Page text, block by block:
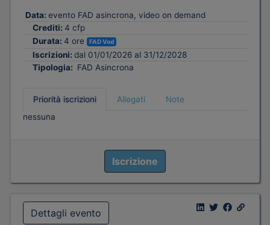
Data: evento FAD asincrona, video on demand
Crediti: 4 cfp
Durata: 4 ore FAD Vod
Iscrizioni: dal 01/01/2026 al 31/12/2028
Tipologia: FAD Asincrona
Priorità iscrizioni Allegati
Note
nessuna
Iscrizione
Dettagli evento